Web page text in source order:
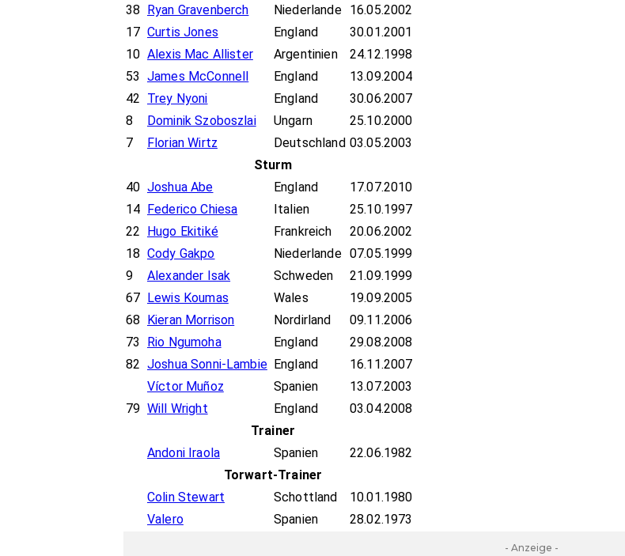
38 Ryan Gravenberch Niederlande 16.05.2002
17 Curtis Jones England
30.01.2001
10 Alexis Mac Allister Argentinien
24.12.1998
53 James McConnell England
13.09.2004
42 Trey Nyoni England
30.06.2007
8
Dominik Szoboszlai Ungarn
25.10.2000
7
Florian Wirtz Deutschland 03.05.2003
Sturm
40 Joshua Abe England
17.07.2010
14 Federico Chiesa Italien
25.10.1997
22 Hugo Ekitiké Frankreich
20.06.2002
18 Cody Gakpo Niederlande 07.05.1999
9
Alexander Isak Schweden
21.09.1999
67 Lewis Koumas Wales
19.09.2005
68 Kieran Morrison Nordirland
09.11.2006
73
Rio Ngumoha England
29.08.2008
82 Joshua Sonni-Lambie England
16.11.2007
Víctor Muñoz
Spanien
13.07.2003
79 Will Wright England
03.04.2008
Trainer
Andoni Iraola
Spanien
22.06.1982
Torwart-Trainer
Colin Stewart
Schottland
10.01.1980
Valero
Spanien 28.02.1973
- Anzeige -